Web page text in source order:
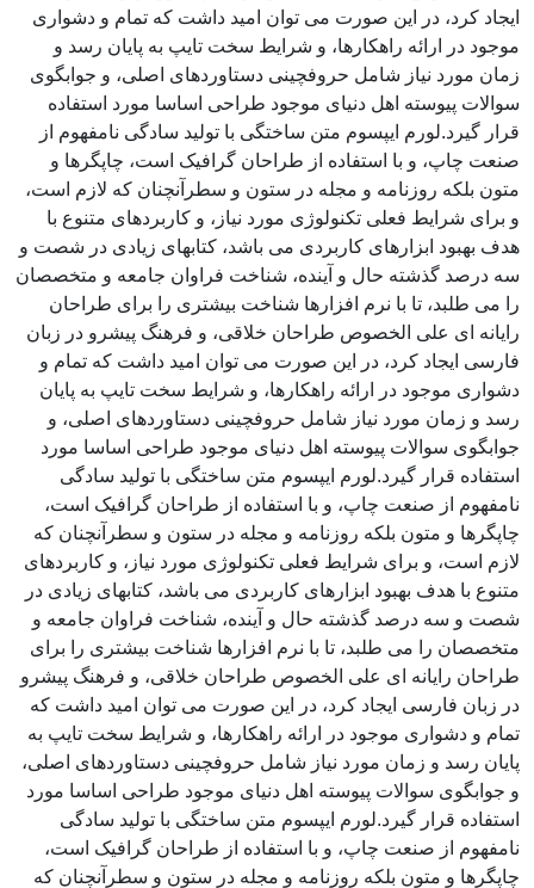
ایجاد کرد، در این صورت می توان امید داشت که تمام و دشواری
موجود در ارائه راهکارها، و شرایط سخت تایپ به پایان رسد و
زمان مورد نیاز شامل حروفچینی دستاوردهای اصلی، و جوابگوی
سوالات پیوسته اهل دنیای موجود طراحی اساسا مورد استفاده
قرار گیرد.لورم ایپسوم متن ساختگی با تولید سادگی نامفهوم از
صنعت چاپ، و با استفاده از طراحان گرافیک است، چاپگرها و
متون بلکه روزنامه و مجله در ستون و سطرآنچنان که لازم است،
و برای شرایط فعلی تکنولوژی مورد نیاز، و کاربردهای متنوع با
هدف بهبود ابزارهای کاربردی می باشد، کتابهای زیادی در شصت و
سه درصد گذشته حال و آینده، شناخت فراوان جامعه و متخصصان
را می طلبد، تا با نرم افزارها شناخت بیشتری را برای طراحان
رایانه ای علی الخصوص طراحان خلاقی، و فرهنگ پیشرو در زبان
فارسی ایجاد کرد، در این صورت می توان امید داشت که تمام و
دشواری موجود در ارائه راهکارها، و شرایط سخت تایپ به پایان
رسد و زمان مورد نیاز شامل حروفچینی دستاوردهای اصلی، و
جوابگوی سوالات پیوسته اهل دنیای موجود طراحی اساسا مورد
استفاده قرار گیرد.لورم ایپسوم متن ساختگی با تولید سادگی
نامفهوم از صنعت چاپ، و با استفاده از طراحان گرافیک است،
چاپگرها و متون بلکه روزنامه و مجله در ستون و سطرآنچنان که
لازم است، و برای شرایط فعلی تکنولوژی مورد نیاز، و کاربردهای
متنوع با هدف بهبود ابزارهای کاربردی می باشد، کتابهای زیادی در
شصت و سه درصد گذشته حال و آینده، شناخت فراوان جامعه و
متخصصان را می طلبد، تا با نرم افزارها شناخت بیشتری را برای
طراحان رایانه ای علی الخصوص طراحان خلاقی، و فرهنگ پیشرو
در زبان فارسی ایجاد کرد، در این صورت می توان امید داشت که
تمام و دشواری موجود در ارائه راهکارها، و شرایط سخت تایپ به
پایان رسد و زمان مورد نیاز شامل حروفچینی دستاوردهای اصلی،
و جوابگوی سوالات پیوسته اهل دنیای موجود طراحی اساسا مورد
استفاده قرار گیرد.لورم ایپسوم متن ساختگی با تولید سادگی
نامفهوم از صنعت چاپ، و با استفاده از طراحان گرافیک است،
چاپگرها و متون بلکه روزنامه و مجله در ستون و سطرآنچنان که